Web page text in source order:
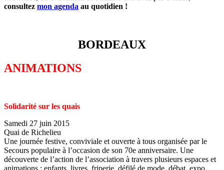
consultez mon agenda au quotidien !
BORDEAUX
ANIMATIONS
Solidarité sur les quais
Samedi 27 juin 2015
Quai de Richelieu
Une journée festive, conviviale et ouverte à tous organisée par le
Secours populaire à l’occasion de son 70e anniversaire. Une
découverte de l’action de l’association à travers plusieurs espaces et
animations : enfants, livres, friperie, défilé de mode, débat, expo,